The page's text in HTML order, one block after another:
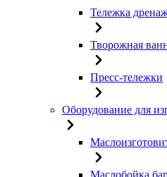
Тележка
Творожная
Пресс-тележки
Оборудование для
Маслобойка